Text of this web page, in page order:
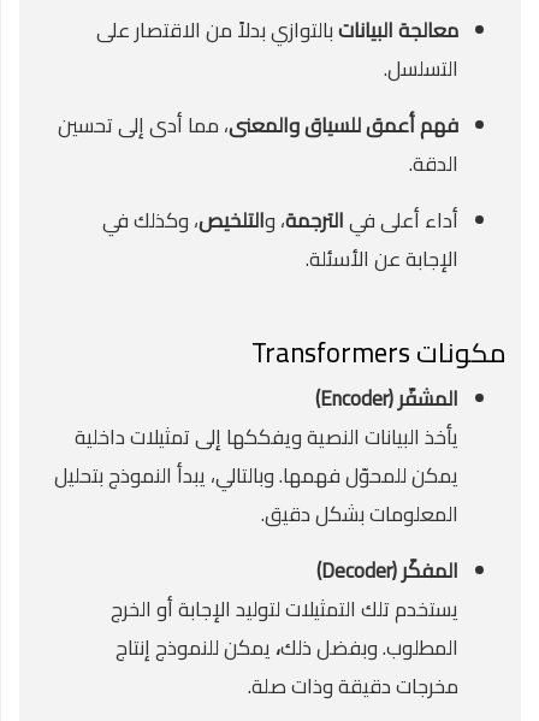
معالجة البياناتبالتوازي بدلاً من الاقتصار على
التسلسل.
فهم أعمق للسياق والمعنى، مما أدى إلى تحسين
الدقة.
أداء أعلى فيالترجمة، والتلخيص، وكذلك في
الإجابة عن الأسئلة.
مكونات Transformers
المشفّر (Encoder)
يأخذ البيانات النصية ويفككها إلى تمثيلات داخلية
يمكن للمحوّل فهمها. وبالتالي، يبدأ النموذج بتحليل
المعلومات بشكل دقيق.
المفكّر (Decoder)
يستخدم تلك التمثيلات لتوليد الإجابة أو الخرج
المطلوب. وبفضل ذلك،يمكن للنموذج إنتاج
مخرجات دقيقة وذات صلة.